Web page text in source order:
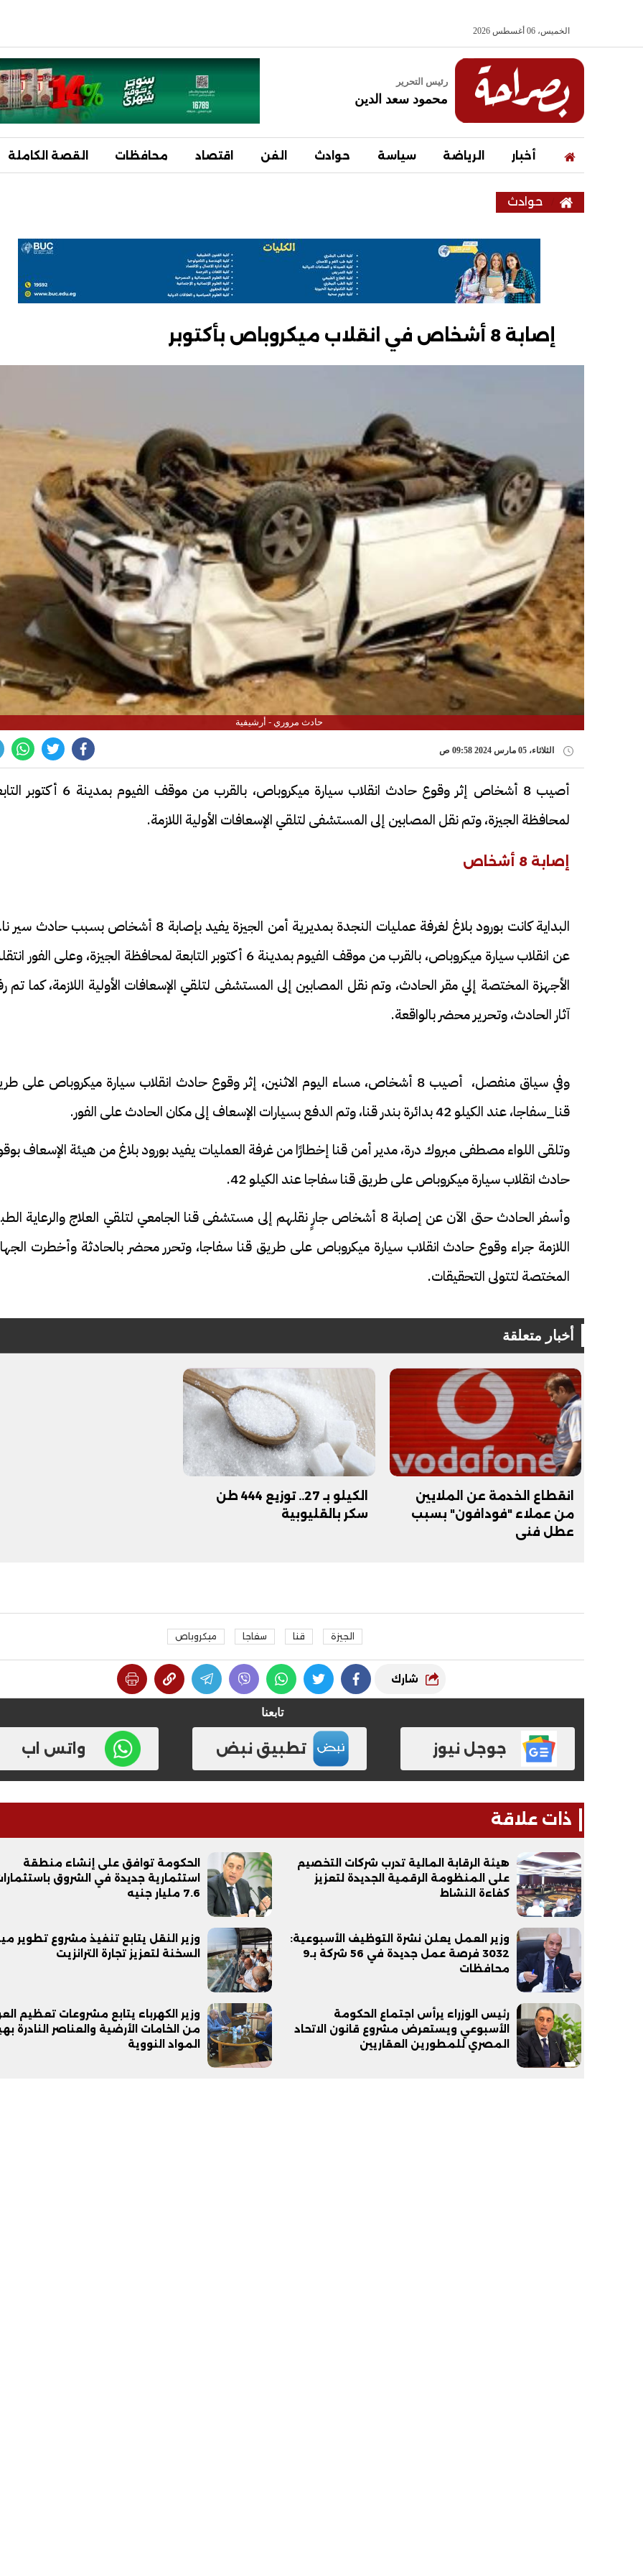
الخميس، 06 أغسطس 2026
رئيس التحرير
محمود سعد الدين
أخبار الرياضة سياسة حوادث الفن اقتصاد محافظات القصة الكاملة
حوادث
إصابة 8 أشخاص في انقلاب ميكروباص بأكتوبر
حادث مروري - أرشيفية
الثلاثاء، 05 مارس 2024 09:58 ص
أصيب 8 أشخاص إثر وقوع حادث انقلاب سيارة ميكروباص، بالقرب من موقف الفيوم
لمحافظة الجيزة، وتم نقل المصابين إلى المستشفى لتلقي الإسعافات الأولية اللازمة.
إصابة 8 أشخاص
البداية كانت بورود بلاغ لغرفة عمليات النجدة بمديرية أمن الجيزة يفيد بإصابة 8 أشخاص بسبب حادث
عن انقلاب سيارة ميكروباص، بالقرب من موقف الفيوم بمدينة 6 أكتوبر التابعة لمحافظة الجيزة، وعلى الفور
الأجهزة المختصة إلي مقر الحادث، وتم نقل المصابين إلى المستشفى لتلقي الإسعافات الأولية اللازمة، كما تم
آثار الحادث، وتحرير محضر بالواقعة.
وفي سياق منفصل، أصيب 8 أشخاص، مساء اليوم الاثنين، إثر وقوع حادث انقلاب سيارة ميكروباص على
قنا_سفاجا، عند الكيلو 42 بدائرة بندر قنا، وتم الدفع بسيارات الإسعاف إلى مكان الحادث على الفور.
وتلقى اللواء مصطفى مبروك درة، مدير أمن قنا إخطارًا من غرفة العمليات يفيد بورود بلاغ من هيئة الإسعاف
حادث انقلاب سيارة ميكروباص على طريق قنا سفاجا عند الكيلو 42.
وأسفر الحادث حتى الآن عن إصابة 8 أشخاص جارٍ نقلهم إلى مستشفى قنا الجامعي لتلقي العلاج والرعاية
اللازمة جراء وقوع حادث انقلاب سيارة ميكروباص على طريق قنا سفاجا، وتحرر محضر بالحادثة وأخطرت
المختصة لتتولى التحقيقات.
أخبار متعلقة
انقطاع الخدمة عن الملايين
من عملاء "فودافون" بسبب
عطل فني
الكيلو بـ 27.. توزيع 444 طن
سكر بالقليوبية
الجيزة قنا سفاجا ميكروباص
شارك
تابعنا
جوجل نيوز تطبيق نبض واتس اب
ذات علاقة
هيئة الرقابة المالية تدرب شركات التخصيم
على المنظومة الرقمية الجديدة لتعزيز
كفاءة النشاط
الحكومة توافق على إنشاء منطقة
استثمارية جديدة في الشروق
7.6 مليار جنيه
وزير العمل يعلن نشرة التوظيف الأسبوعية:
3032 فرصة عمل جديدة في 56 شركة بـ9
محافظات
وزير النقل يتابع تنفيذ مشروع تطوير
السخنة لتعزيز تجارة الترانزيت
رئيس الوزراء يرأس اجتماع الحكومة
الأسبوعي ويستعرض مشروع قانون الاتحاد
المصري للمطورين العقاريين
وزير الكهرباء يتابع مشروعات تعظيم
من الخامات الأرضية والعناصر النادرة
المواد النووية
الوداع الأخير.. دفن جثامين الضحايا
الأربعة بقرية السعدية في الفيوم
افتتاح أكبر صرح ديني في القوصية..